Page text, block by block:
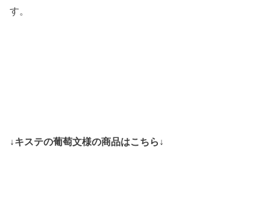
す。
↓キステの葡萄文様の商品はこちら↓